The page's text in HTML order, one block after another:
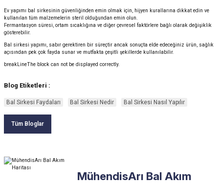
Ev yapımı bal sirkesinin güvenliğinden emin olmak için, hijyen kurallarına dikkat edin ve
kullanılan tüm malzemelerin steril olduğundan emin olun.
Fermantasyon süresi, ortam sıcaklığına ve diğer çevresel faktörlere bağlı olarak değişiklik
gösterebilir.
Bal sirkesi yapımı, sabır gerektiren bir süreçtir ancak sonuçta elde edeceğiniz ürün, sağlık
açısından pek çok fayda sunar ve mutfakta çeşitli şekillerde kullanılabilir.
breakLineThe block can not be displayed correctly.
Blog Etiketleri :
Bal Sirkesi Faydaları Bal Sirkesi Nedir Bal Sirkesi Nasıl Yapılır
Tüm Bloglar
MühendisArı Bal Akım